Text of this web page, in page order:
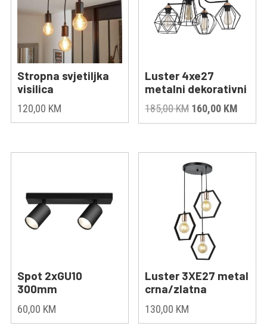
Stropna svjetiljka
visilica
120,00 KM
Luster 4xe27
metalni dekorativni
185,00KM Original
price
185,00 KM.
160,00 KM
price
Spot 2xGU10
300mm
60,00 KM
Luster 3XE27 metal
crna/zlatna
130,00 KM